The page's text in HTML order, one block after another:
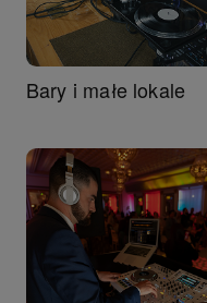
Bary i małe lokale